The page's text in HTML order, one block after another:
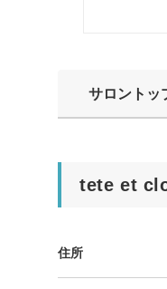
サロントッ
tete et
住所